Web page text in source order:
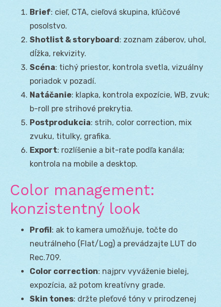
Brief: cieľ, CTA, cieľová skupina, kľúčové
posolstvo.
Shotlist & storyboard: zoznam záberov, uhol,
dĺžka, rekvizity.
Scéna: tichý priestor, kontrola svetla, vizuálny
poriadok v pozadí.
Natáčanie: klapka, kontrola expozície, WB, zvuk;
b-roll pre strihové prekrytia.
Postprodukcia: strih, color correction, mix
zvuku, titulky, grafika.
Export: rozlíšenie a bit-rate podľa kanála;
kontrola na mobile a desktop.
Color management:
konzistentný look
Profil: ak to kamera umožňuje, točte do
neutrálneho (Flat/Log) a prevádzajte LUT do
Rec.709.
Color correction: najprv vyváženie bielej,
expozícia, až potom kreatívny grade.
Skin tones: držte pleťové tóny v prirodzenej